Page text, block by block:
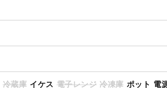
冷蔵庫 イケス 電子レンジ 冷凍庫 ポット 電